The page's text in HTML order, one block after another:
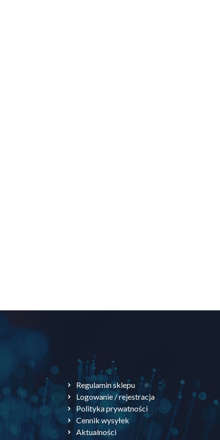
Regulamin sklepu
Logowanie / rejestracja
Polityka prywatności
Cennik wysyłek
Aktualności